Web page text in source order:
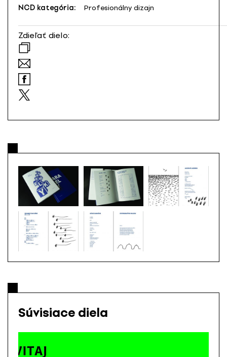
NCD kategória:
Profesionálny dizajn
Zdieľať dielo:
Súvisiace diela